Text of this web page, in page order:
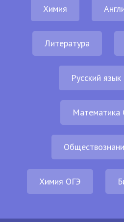
Химия
Литература
Русский
Математика
Химия ОГЭ